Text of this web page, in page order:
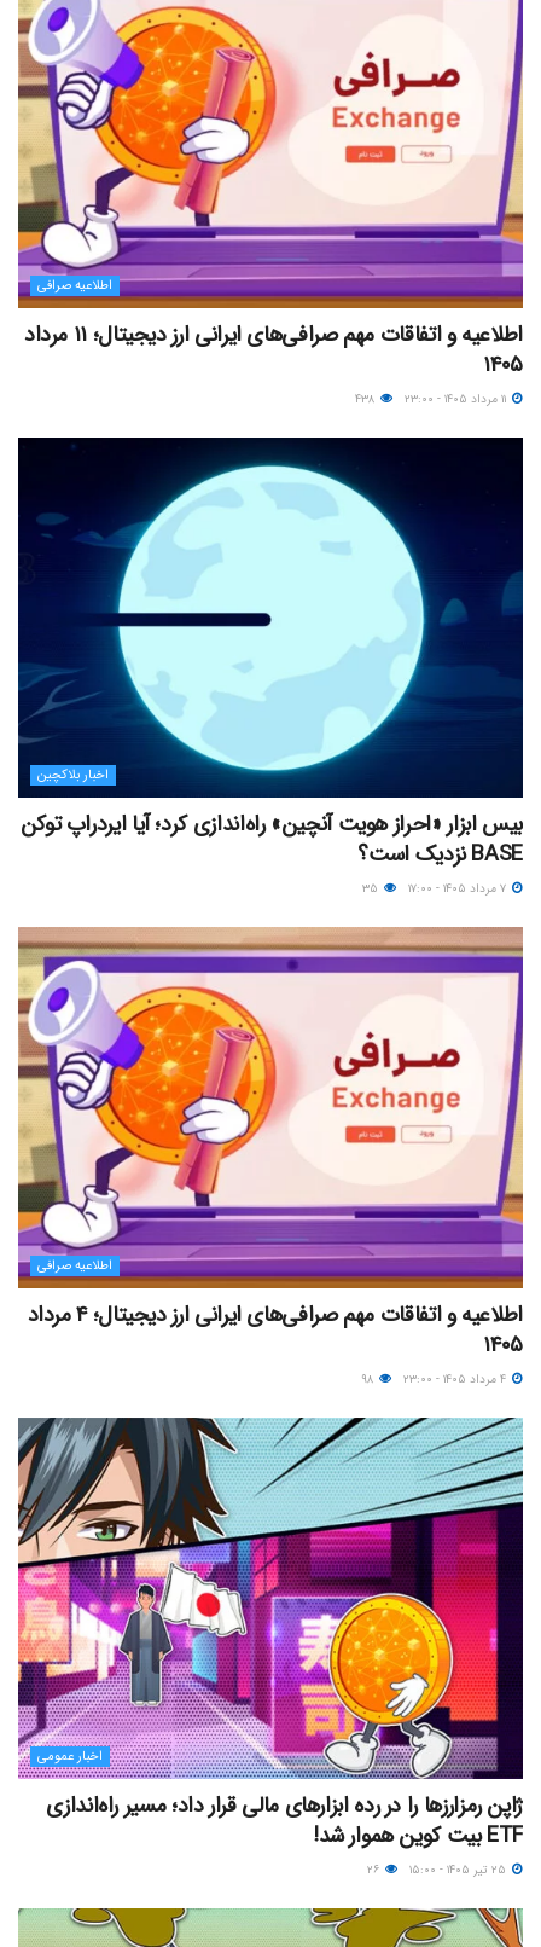
اطلاعیه صرافی
اطلاعیه و اتفاقات مهم صرافی‌های ایرانی ارز دیجیتال؛ ۱۱ مرداد
۱۴۰۵
اخبار بلاکچین
بیس ابزار «احراز هویت آنچین» راه‌اندازی کرد؛ آیا ایردراپ توکن
BASE نزدیک‌ است؟
اطلاعیه صرافی
اطلاعیه و اتفاقات مهم صرافی‌های ایرانی ارز دیجیتال؛ ۴ مرداد
۱۴۰۵
اخبار عمومی
ژاپن رمزارزها را در رده ابزارهای مالی قرار داد؛ مسیر راه‌اندازی
ETF بیت کوین هموار شد!